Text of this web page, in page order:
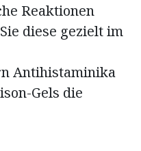
Reaktionen
diese gezielt im
Antihistaminika
Gels die